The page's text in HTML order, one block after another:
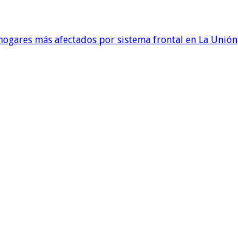
más afectados por sistema frontal en La Unión